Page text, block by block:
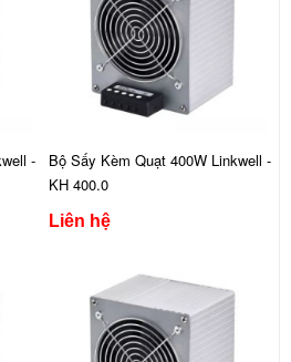
-
Bộ Sấy Kèm Quạt 400W Linkwell -
KH 400.0
Liên hệ